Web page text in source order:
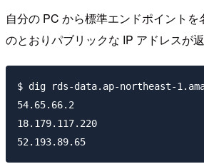
自分の PC から標準エンドポイント
のとおりパブリックな IP アドレスが返
$ dig rds-data.ap-northeast-
54.65.66.2
18.179.117.220